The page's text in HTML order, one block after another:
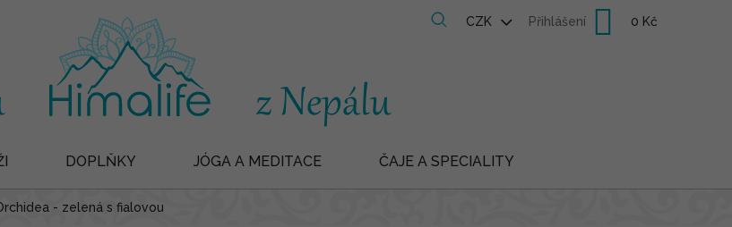
CZK Přihlášení
Nákupní
DOPLŇKY JÓGA A MEDITACE ČAJE A SPECIALITY
- zelená s fialovou